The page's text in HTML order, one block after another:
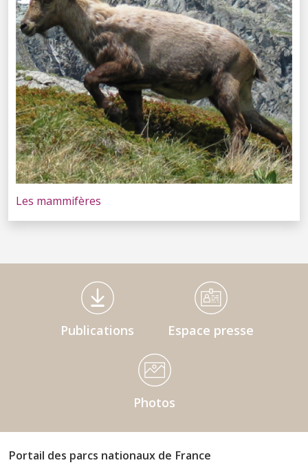
Les mammifères
Médiathèque Footer
Publications Espace presse
Photos
Portail des parcs nationaux de France